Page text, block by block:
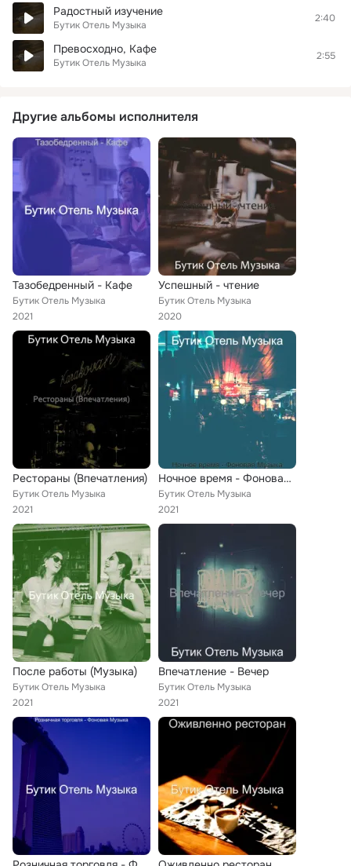
Радостный изучение
Бутик Отель Музыка
2:40
Превосходно, Кафе
Бутик Отель Музыка
2:55
Другие альбомы исполнителя
Тазобедренный - Кафе
Бутик Отель Музыка
2021
Успешный - чтение
Бутик Отель Музыка
2020
Рестораны (Впечатления)
Бутик Отель Музыка
2021
Ночное время - Фоновая Музыка
Бутик Отель Музыка
2021
После работы (Музыка)
Бутик Отель Музыка
2021
Впечатление - Вечер
Бутик Отель Музыка
2021